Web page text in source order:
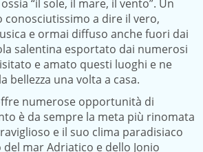
“il sole, il mare, il vento”. Un
a dire il vero,
e ormai diffuso anche fuori dai
salentina esportato dai numerosi
e amato questi luoghi e ne
bellezza una volta a casa.
numerose opportunità di
è da sempre la meta più rinomata
e il suo clima paradisiaco
del mar Adriatico e dello Jonio